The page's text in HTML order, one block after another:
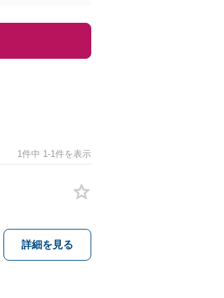
1件中 1-1件を表示
詳細を見る